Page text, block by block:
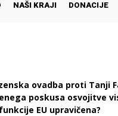
NAŠI KRAJI DONACIJE
ovadba proti Tanji
poskusa osvojitve
funkcije EU upravičena?